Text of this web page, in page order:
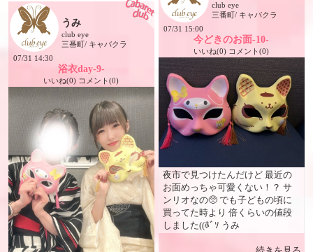
club eye
三番町/ キャバクラ
07/31 15:00
今どきのお面-10-
いいね(0) コメント(0)
夜市で見つけたんだけど 最近の
お面めっちゃ可愛くない！？ サ
ンリオなの🥺 でも子どもの頃に
買ってた時より 倍くらいの値段
うみ
club eye
三番町/ キャバクラ
07/31 14:30
浴衣day-9-
いいね(0) コメント(0)